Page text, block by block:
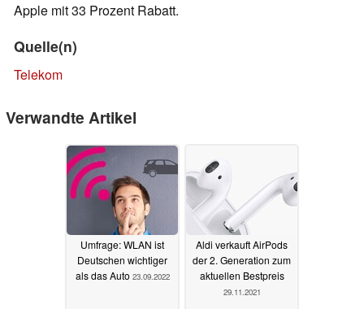
Apple mit 33 Prozent Rabatt.
Quelle(n)
Telekom
Verwandte Artikel
Umfrage: WLAN ist
Deutschen wichtiger
als das Auto 23.09.2022
Aldi verkauft AirPods
der 2. Generation zum
aktuellen Bestpreis
29.11.2021